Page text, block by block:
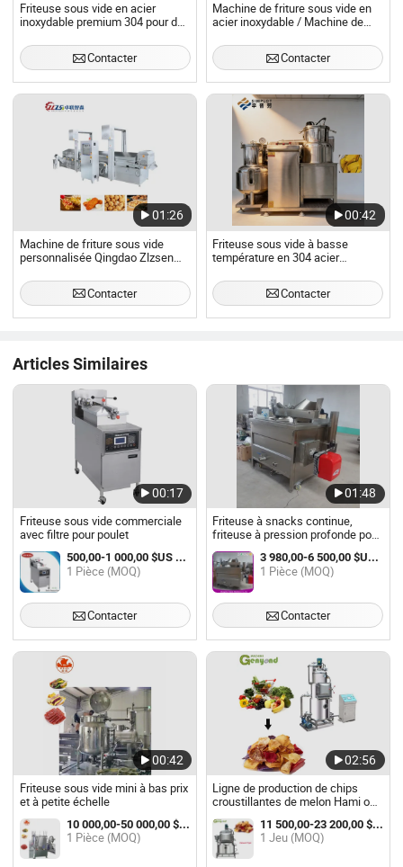
Friteuse sous vide en acier
inoxydable premium 304 pour des
Contacter
Machine de friture sous vide en
acier inoxydable / Machine de
/ Friteuse sous vide
Contacter
01:26
Machine de friture sous vide
personnalisée Qingdao Zlzsen
vide, friture sous vide pour chips
de jacquier croustillantes
Contacter
00:42
Friteuse sous vide à basse
température en 304 acier
de collation
Contacter
Articles Similaires
00:17
Friteuse sous vide commerciale
avec filtre pour poulet
500,00-1 000,00 $US / Pièce
1 Pièce (MOQ)
Contacter
01:48
Friteuse à snacks continue,
friteuse à pression profonde pour
poulet, friteuse sous vide
3 980,00-6 500,00 $US / Pièce
1 Pièce (MOQ)
Contacter
00:42
Friteuse sous vide mini à bas prix
et à petite échelle
10 000,00-50 000,00 $US / Pièce
1 Pièce (MOQ)
02:56
Ligne de production de chips
croustillantes de melon Hami ou
de tranches de fruits ou légumes
frites sous vide
11 500,00-23 200,00 $US / Jeu
1 Jeu (MOQ)